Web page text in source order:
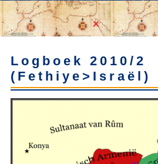
Logboek 2010/2
(Fethiye>Israël)